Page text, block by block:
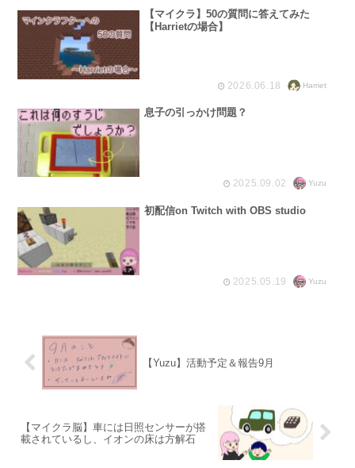
【マイクラ】50の質問に答えてみた
【Harrietの場合】
2026.06.18 Harriet
息子の引っかけ問題？
2025.09.02 Yuzu
初配信on Twitch with OBS studio
2025.05.19 Yuzu
【Yuzu】活動予定＆報告9月
【マイクラ脳】車には日照センサーが搭
載されているし、イオンの床は方解石